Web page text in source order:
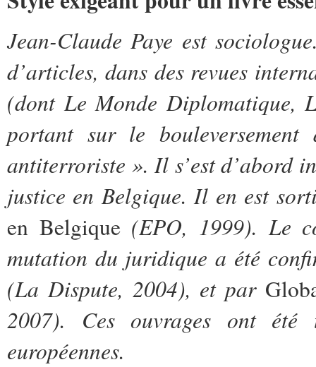
Jean-Claude Paye est
d’articles, dans des revues
(dont Le Monde Diplomatique,
portant sur le
antiterroriste ». Il s’est d’abord
justice en Belgique. Il en est
en Belgique (EPO, 1999). Le
mutation du juridique a été
(La Dispute, 2004), et par
2007). Ces ouvrages ont été
européennes.